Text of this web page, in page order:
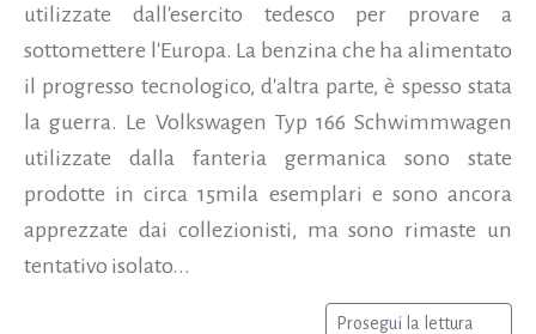
utilizzate dall'esercito tedesco per provare a
sottomettere l'Europa. La benzina che ha alimentato
il progresso tecnologico, d'altra parte, è spesso stata
la guerra. Le Volkswagen Typ 166 Schwimmwagen
utilizzate dalla fanteria germanica sono state
prodotte in circa 15mila esemplari e sono ancora
apprezzate dai collezionisti, ma sono rimaste un
tentativo isolato...
Prosegui la lettura